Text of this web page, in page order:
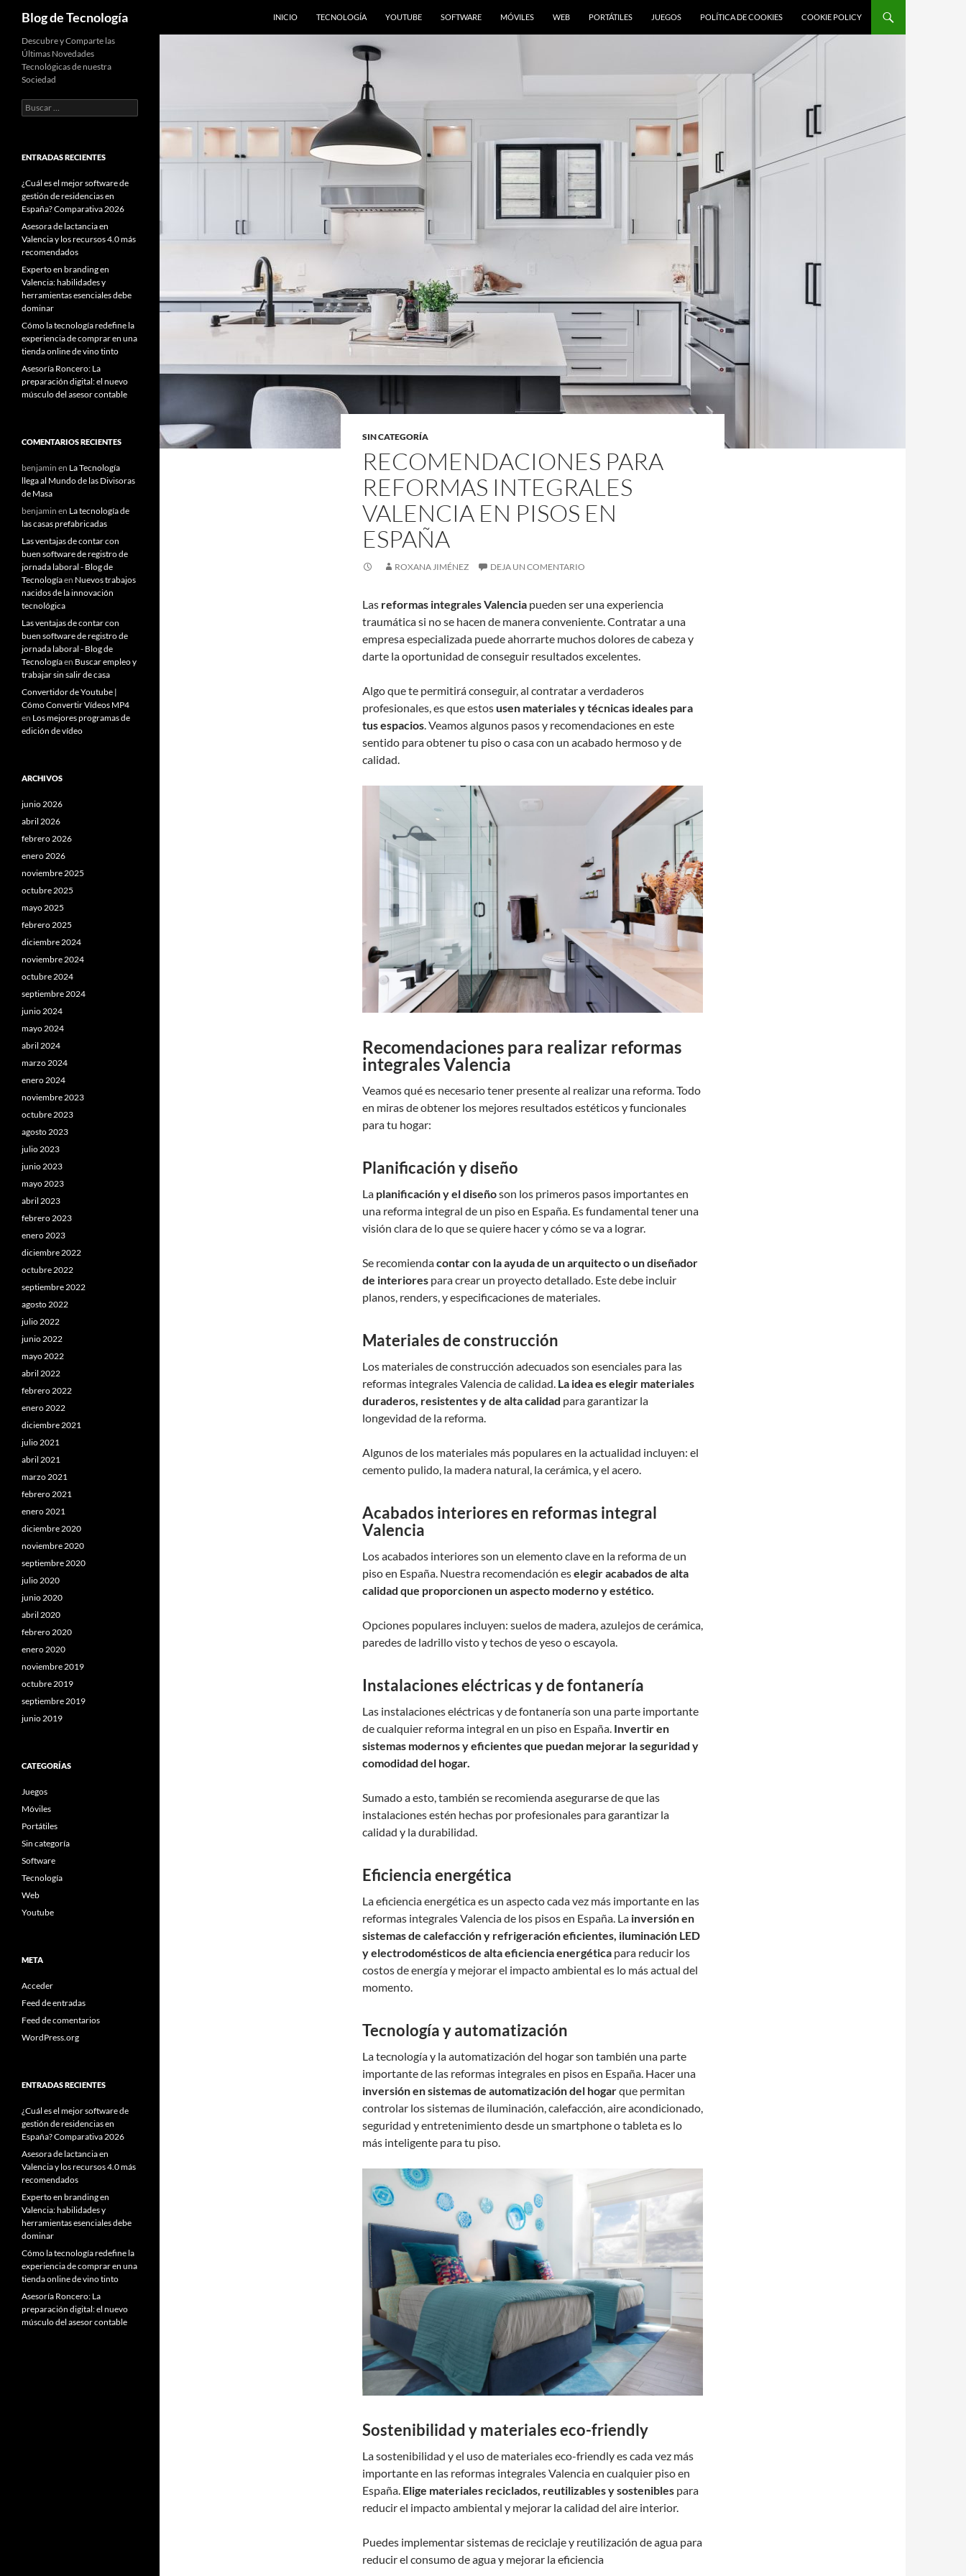
Blog de Tecnología
INICIO
TECNOLOGÍA YOUTUBE SOFTWARE MÓVILES WEB PORTÁTILES JUEGOS POLÍTICA DE COOKIES COOKIE POLICY
SIN CATEGORÍA
RECOMENDACIONES PARA
REFORMAS INTEGRALES
VALENCIA EN PISOS EN
ESPAÑA
ROXANA JIMÉNEZ DEJA UN COMENTARIO
Las reformas integrales Valencia pueden ser una experiencia
traumática si no se hacen de manera conveniente. Contratar a una
empresa especializada puede ahorrarte muchos dolores de cabeza y
darte la oportunidad de conseguir resultados excelentes.
Algo que te permitirá conseguir, al contratar a verdaderos
profesionales, es que estosusen materiales y técnicas ideales para
tus espacios. Veamos algunos pasos y recomendaciones en este
sentido para obtener tu piso o casa con un acabado hermoso y de
calidad.
Recomendaciones para realizar reformas
integrales Valencia
Veamos qué es necesario tener presente al realizar una reforma. Todo
en miras de obtener los mejores resultados estéticos y funcionales
para tu hogar:
Planificación y diseño
La planificación y el diseñoson los primeros pasos importantes en
una reforma integral de un piso en España. Es fundamental tener una
visión clara de lo que se quiere hacer y cómo se va a lograr.
Se recomiendacontar con la ayuda de un arquitecto o un diseñador
de interiores para crear un proyecto detallado. Este debe incluir
planos, renders, y especificaciones de materiales.
Materiales de construcción
Los materiales de construcción adecuados son esenciales para las
reformas integrales Valencia de calidad. La idea es elegir materiales
duraderos, resistentes y de alta calidad para garantizar la
longevidad de la reforma.
Algunos de los materiales más populares en la actualidad incluyen: el
cemento pulido, la madera natural, la cerámica, y el acero.
Acabados interiores en reformas integral
Valencia
Los acabados interiores son un elemento clave en la reforma de un
piso en España. Nuestra recomendación eselegir acabados de alta
calidad que proporcionen un aspecto moderno y estético.
Opciones populares incluyen: suelos de madera, azulejos de cerámica,
paredes de ladrillo visto y techos de yeso o escayola.
Instalaciones eléctricas y de fontanería
Las instalaciones eléctricas y de fontanería son una parte importante
de cualquier reforma integral en un piso en España. Invertir en
sistemas modernos y eficientes que puedan mejorar la seguridad y
comodidad del hogar.
Sumado a esto, también se recomienda asegurarse de que las
instalaciones estén hechas por profesionales para garantizar la
calidad y la durabilidad.
Eficiencia energética
La eficiencia energética es un aspecto cada vez más importante en las
reformas integrales Valencia de los pisos en España. La inversión en
sistemas de calefacción y refrigeración eficientes, iluminación LED
y electrodomésticos de alta eficiencia energética para reducir los
costos de energía y mejorar el impacto ambiental es lo más actual del
momento.
Tecnología y automatización
La tecnología y la automatización del hogar son también una parte
importante de las reformas integrales en pisos en España. Hacer una
inversión en sistemas de automatización del hogarque permitan
controlar los sistemas de iluminación, calefacción, aire acondicionado,
seguridad y entretenimiento desde un smartphone o tableta es lo
más inteligente para tu piso.
Sostenibilidad y materiales eco-friendly
La sostenibilidad y el uso de materiales eco-friendly es cada vez más
importante en las reformas integrales Valencia en cualquier piso en
España. Elige materiales reciclados, reutilizables y sostenibles para
reducir el impacto ambiental y mejorar la calidad del aire interior.
Puedes implementar sistemas de reciclaje y reutilización de agua para
reducir el consumo de agua y mejorar la eficiencia
Descubre y Comparte las
Últimas Novedades
Tecnológicas de nuestra
Sociedad
Buscar:
ENTRADAS RECIENTES
¿Cuál es el mejor software de
gestión de residencias en
España? Comparativa 2026
Asesora de lactancia en
Valencia y los recursos 4.0 más
recomendados
Experto en branding en
Valencia: habilidades y
herramientas esenciales debe
dominar
Cómo la tecnología redefine la
experiencia de comprar en una
tienda online de vino tinto
Asesoría Roncero: La
preparación digital: el nuevo
músculo del asesor contable
COMENTARIOS RECIENTES
benjamin en La Tecnología
llega al Mundo de las Divisoras
de Masa
benjamin en La tecnología de
las casas prefabricadas
Las ventajas de contar con
buen software de registro de
jornada laboral - Blog de
Tecnologíaen Nuevos trabajos
nacidos de la innovación
tecnológica
Las ventajas de contar con
buen software de registro de
jornada laboral - Blog de
Tecnologíaen Buscar empleo y
trabajar sin salir de casa
Convertidor de Youtube |
Cómo Convertir Vídeos MP4
en Los mejores programas de
edición de vídeo
ARCHIVOS
junio 2026
abril 2026
febrero 2026
enero 2026
noviembre 2025
octubre 2025
mayo 2025
febrero 2025
diciembre 2024
noviembre 2024
octubre 2024
septiembre 2024
junio 2024
mayo 2024
abril 2024
marzo 2024
enero 2024
noviembre 2023
octubre 2023
agosto 2023
julio 2023
junio 2023
mayo 2023
abril 2023
febrero 2023
enero 2023
diciembre 2022
octubre 2022
septiembre 2022
agosto 2022
julio 2022
junio 2022
mayo 2022
abril 2022
febrero 2022
enero 2022
diciembre 2021
julio 2021
abril 2021
marzo 2021
febrero 2021
enero 2021
diciembre 2020
noviembre 2020
septiembre 2020
julio 2020
junio 2020
abril 2020
febrero 2020
enero 2020
noviembre 2019
octubre 2019
septiembre 2019
junio 2019
CATEGORÍAS
Juegos
Móviles
Portátiles
Sin categoría
Software
Tecnología
Web
Youtube
META
Acceder
Feed de entradas
Feed de comentarios
WordPress.org
ENTRADAS RECIENTES
¿Cuál es el mejor software de
gestión de residencias en
España? Comparativa 2026
Asesora de lactancia en
Valencia y los recursos 4.0 más
recomendados
Experto en branding en
Valencia: habilidades y
herramientas esenciales debe
dominar
Cómo la tecnología redefine la
experiencia de comprar en una
tienda online de vino tinto
Asesoría Roncero: La
preparación digital: el nuevo
músculo del asesor contable